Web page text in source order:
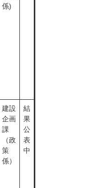
係)
建設
企画
課
（政
策
係）
結
果
公
表
中